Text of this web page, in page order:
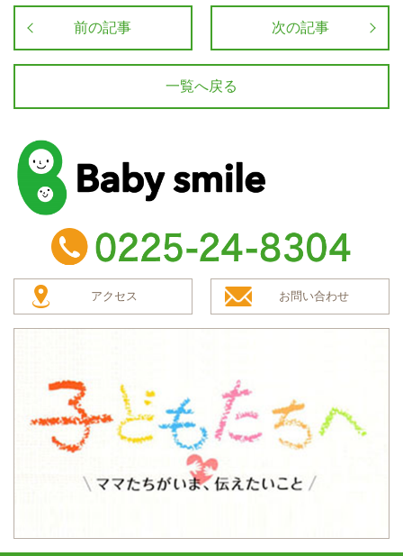
前の記事 次の記事
一覧へ戻る
baby smile
TEL：0225-24-8304
アクセス お問い合わせ